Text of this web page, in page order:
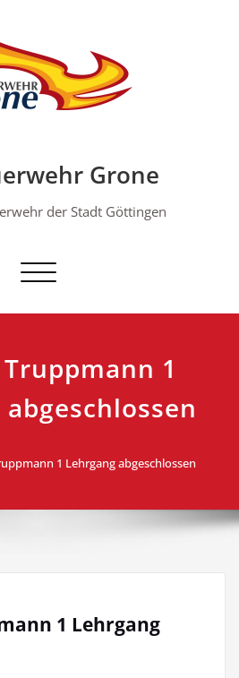
Grone
der Stadt Göttingen
Schalte Navigation
1
1 Lehrgang abgeschlossen
1 Lehrgang